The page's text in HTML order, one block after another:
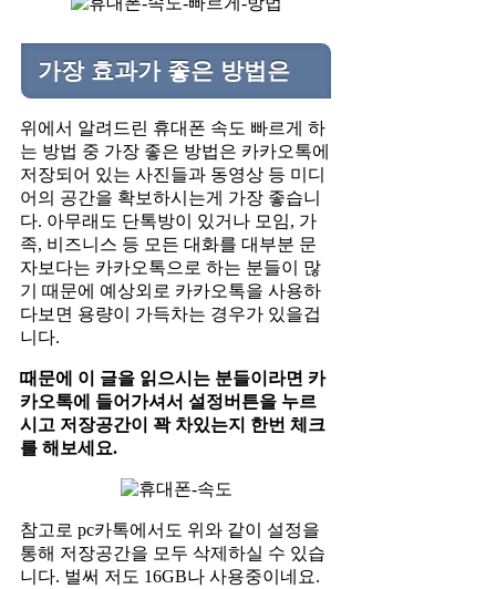
가장 효과가 좋은 방법은
위에서 알려드린 휴대폰 속도 빠르게 하
는 방법 중 가장 좋은 방법은 카카오톡에
저장되어 있는 사진들과 동영상 등 미디
어의 공간을 확보하시는게 가장 좋습니
다. 아무래도 단톡방이 있거나 모임, 가
족, 비즈니스 등 모든 대화를 대부분 문
자보다는 카카오톡으로 하는 분들이 많
기 때문에 예상외로 카카오톡을 사용하
다보면 용량이 가득차는 경우가 있을겁
니다.
때문에 이 글을 읽으시는 분들이라면 카
카오톡에 들어가셔서 설정버튼을 누르
시고 저장공간이 꽉 차있는지 한번 체크
를 해보세요.
참고로 pc카톡에서도 위와 같이 설정을
통해 저장공간을 모두 삭제하실 수 있습
니다. 벌써 저도 16GB나 사용중이네요.